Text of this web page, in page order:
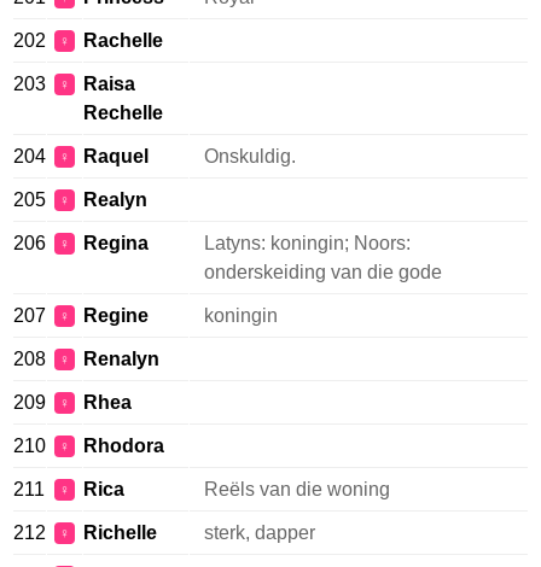
202 ♀ Rachelle
203 ♀
Raisa
Rechelle
204 ♀ Raquel Onskuldig.
205 ♀ Realyn
206 ♀ Regina
Latyns: koningin; Noors:
onderskeiding van die gode
207 ♀ Regine koningin
208 ♀ Renalyn
209 ♀ Rhea
210 ♀ Rhodora
211 ♀ Rica Reëls van die woning
212 ♀ Richelle sterk, dapper